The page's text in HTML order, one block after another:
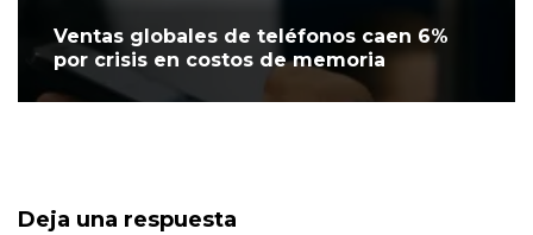
Ventas globales de teléfonos caen 6%
por crisis en costos de memoria
Deja una respuesta